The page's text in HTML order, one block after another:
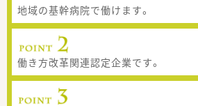
地域の基幹病院で働けます。
働き方改革関連認定企業です。